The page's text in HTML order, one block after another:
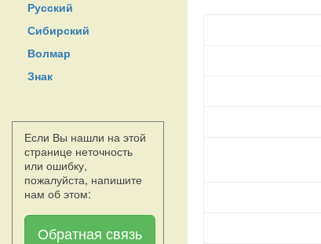
Русский
Сибирский
Волмар
Знак
Если Вы нашли на этой
странице неточность
или ошибку,
пожалуйста, напишите
нам об этом:
Обратная связь